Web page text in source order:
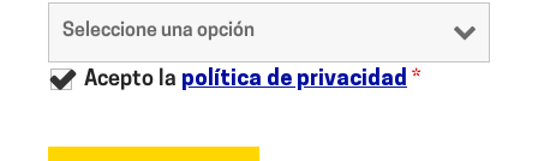
Acepto la política de privacidad *